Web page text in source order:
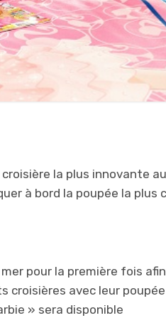
la plus innovante au
à bord la poupée la plus
pour la première fois
croisières avec leur poupée
» sera disponible